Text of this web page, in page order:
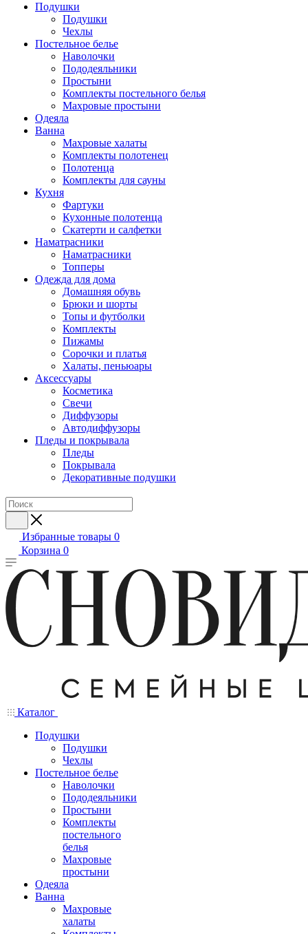
Подушки
Подушки
Чехлы
Постельное белье
Наволочки
Пододеяльники
Простыни
Комплекты постельного белья
Махровые простыни
Одеяла
Ванна
Махровые халаты
Комплекты полотенец
Полотенца
Комплекты для сауны
Кухня
Фартуки
Кухонные полотенца
Скатерти и салфетки
Наматрасники
Наматрасники
Топперы
Одежда для дома
Домашняя обувь
Брюки и шорты
Топы и футболки
Комплекты
Пижамы
Сорочки и платья
Халаты, пеньюары
Аксессуары
Косметика
Свечи
Диффузоры
Автодиффузоры
Пледы и покрывала
Пледы
Покрывала
Декоративные подушки
Избранные товары 0
Корзина 0
Каталог
Подушки
Подушки
Чехлы
Постельное белье
Наволочки
Пододеяльники
Простыни
Комплекты
постельного
белья
Махровые
простыни
Одеяла
Ванна
Махровые
халаты